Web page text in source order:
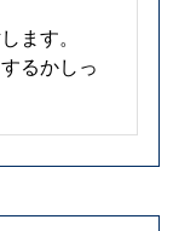
ます。
るかしっ